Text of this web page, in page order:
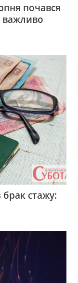
почався
важливо
стажу: